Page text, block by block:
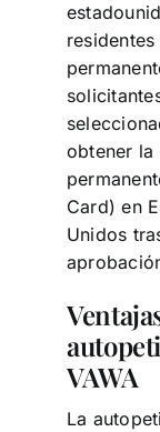
obtener la
Card) en
Unidos
VAWA
La